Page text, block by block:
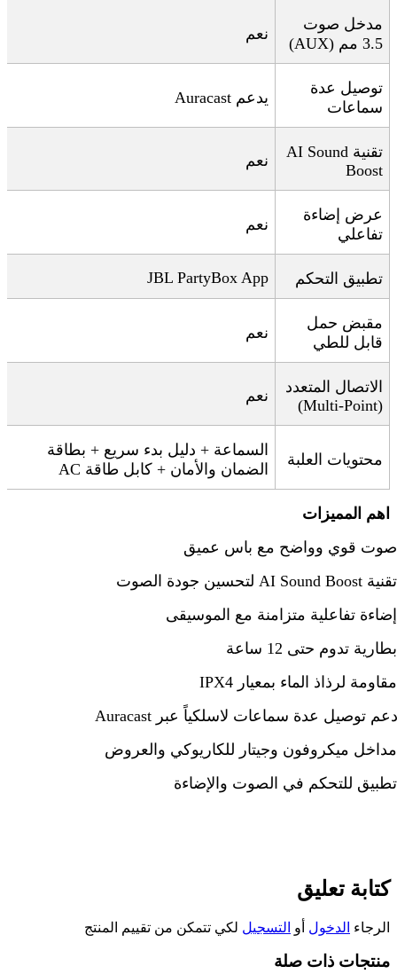
مدخل صوت
3.5 مم
(AUX)
نعم
توصيل عدة
سماعات
يدعم Auracast
تقنية AI Sound
Boost
نعم
عرض إضاءة
تفاعلي
نعم
تطبيق التحكم JBL PartyBox App
مقبض حمل
قابل للطي
نعم
الاتصال المتعدد
(Multi-Point)
نعم
محتويات العلبة
السماعة + دليل بدء سريع + بطاقة
الضمان والأمان + كابل طاقة
اهم المميزات
صوت قوي وواضح مع باس عميق
تقنية
لتحسين جودة الصوت
إضاءة تفاعلية متزامنة مع الموسيقى
بطارية تدوم حتى 12 ساعة
مقاومة لرذاذ الماء بمعيار
دعم توصيل عدة سماعات لاسلكياً عبر
مداخل ميكروفون وجيتار للكاريوكي والعروض
تطبيق للتحكم في الصوت والإضاءة
كتابة تعليق
الرجاء الدخول أو التسجيل لكي تتمكن من تقييم المنتج
منتجات ذات صلة